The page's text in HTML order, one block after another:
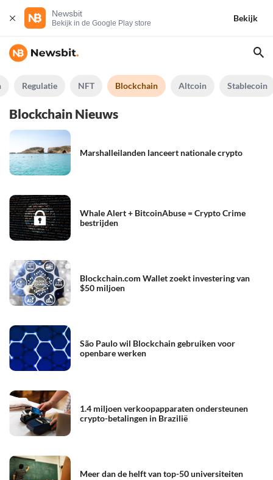
Newsbit
Bekijk in de Google Play store
Bekijk
Regulatie NFT Blockchain Altcoin Stablecoin
Blockchain Nieuws
Marshalleilanden lanceert nationale crypto
Whale Alert + BitcoinAbuse = Crypto Crime
bestrijden
Blockchain.com Wallet zoekt investering van
$50 miljoen
São Paulo wil Blockchain gebruiken voor
openbare werken
1.4 miljoen verkoopapparaten ondersteunen
crypto-betalingen in Brazilië
Meer dan de helft van top-50 universiteiten